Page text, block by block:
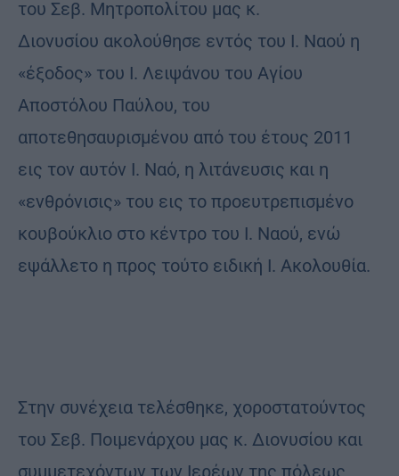
του Σεβ. Μητροπολίτου μας κ.
Διονυσίου ακολούθησε εντός του Ι. Ναού η
«έξοδος» του Ι. Λειψάνου του Αγίου
Αποστόλου Παύλου, του
αποτεθησαυρισμένου από του έτους 2011
εις τον αυτόν Ι. Ναό, η λιτάνευσις και η
«ενθρόνισις» του εις το προευτρεπισμένο
κουβούκλιο στο κέντρο του Ι. Ναού, ενώ
εψάλλετο η προς τούτο ειδική Ι. Ακολουθία.
Στην συνέχεια τελέσθηκε, χοροστατούντος
του Σεβ. Ποιμενάρχου μας κ. Διονυσίου και
συμμετεχόντων των Ιερέων της πόλεως